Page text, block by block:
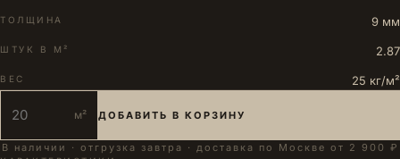
ТОЛЩИНА 9 мм
ШТУК В М² 2.87
ВЕС 25 кг/м²
м² ДОБАВИТЬ В КОРЗИНУ
В наличии · отгрузка завтра · доставка по Москве от 2 900 ₽